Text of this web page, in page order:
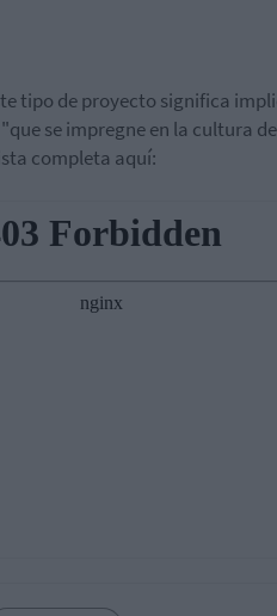
tipo de proyecto significa
se impregne en la cultura
completa aquí: